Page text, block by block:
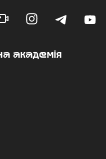
академія